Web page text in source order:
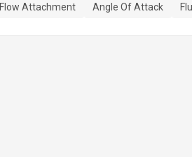
Flow Attachment Angle Of Attack